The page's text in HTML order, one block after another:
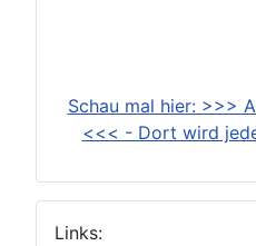
Schau mal hier: >>>
<<< - Dort wird
Links: